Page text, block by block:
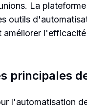
La
outils
améliorer
principales
l'automatisation